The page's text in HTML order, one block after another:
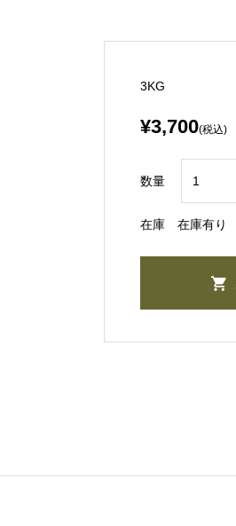
3KG
¥3,700(税込)
数量
在庫 在庫有り